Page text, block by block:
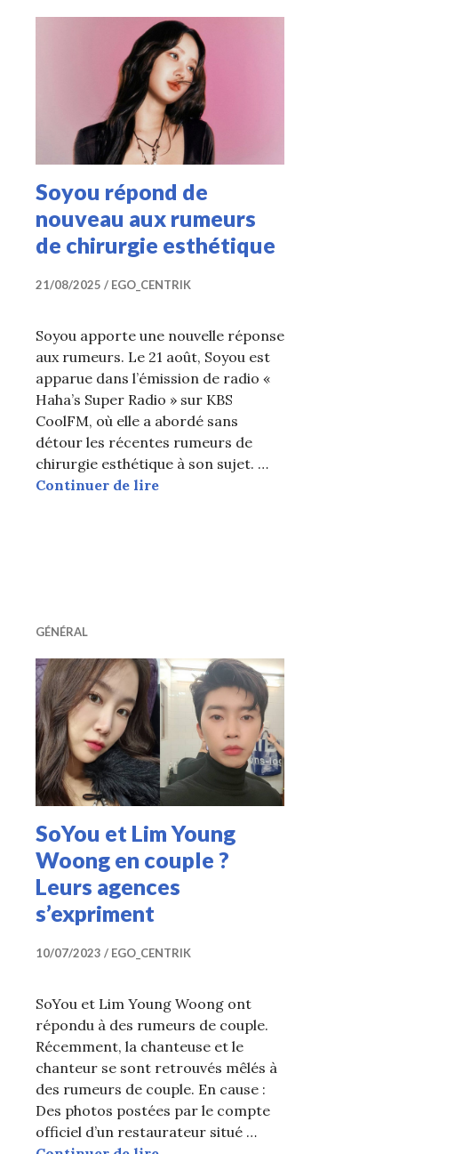
réplique de nouveau
de K-POP dit avoir été victime de racisme lors d’un vol
Soyou répond de
nouveau aux rumeurs
de chirurgie esthétique
21/08/2025 EGO_CENTRIK
Soyou apporte une nouvelle réponse
aux rumeurs. Le 21 août, Soyou est
apparue dans l’émission de radio «
Haha’s Super Radio » sur KBS
CoolFM, où elle a abordé sans
détour les récentes rumeurs de
chirurgie esthétique à son sujet. …
Continuer de lireSoyou répond de nouveau aux rumeurs
révèle comment elle a perdu 10 kilos pour son comeback
GÉNÉRAL
SoYou et Lim Young
Woong en couple ?
Leurs agences
s’expriment
10/07/2023 EGO_CENTRIK
SoYou et Lim Young Woong ont
répondu à des rumeurs de couple.
Récemment, la chanteuse et le
chanteur se sont retrouvés mêlés à
des rumeurs de couple. En cause :
Des photos postées par le compte
officiel d’un restaurateur situé …